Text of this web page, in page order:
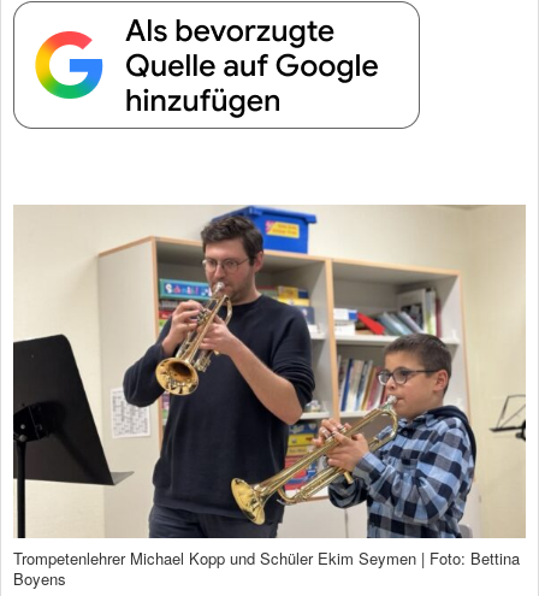
Trompetenlehrer Michael Kopp und Schüler Ekim Seymen | Foto: Bettina
Boyens